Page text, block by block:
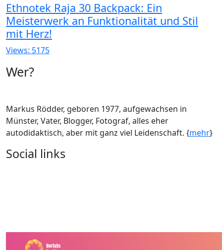
Ethnotek Raja 30 Backpack: Ein
Meisterwerk an Funktionalität und Stil
mit Herz!
Views: 5175
Wer?
Markus Rödder, geboren 1977, aufgewachsen in
Münster, Vater, Blogger, Fotograf, alles eher
autodidaktisch, aber mit ganz viel Leidenschaft. {mehr}
Social links